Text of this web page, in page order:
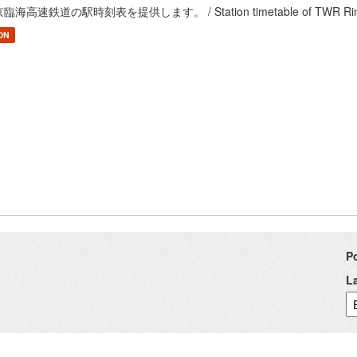
臨海高速鉄道の駅時刻表を提供します。 / Station timetable of TWR